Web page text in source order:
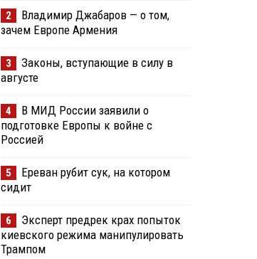
2
Владимир Джабаров — о том,
зачем Европе Армения
3
Законы, вступающие в силу в
августе
4
В МИД России заявили о
подготовке Европы к войне с
Россией
5
Ереван рубит сук, на котором
сидит
6
Эксперт предрек крах попыток
киевского режима манипулировать
Трампом